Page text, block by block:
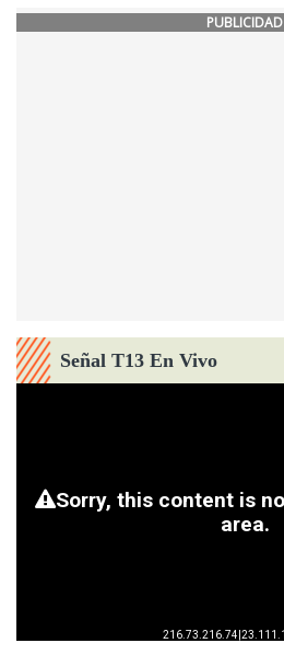
PUBLICIDAD
Señal T13 En Vivo